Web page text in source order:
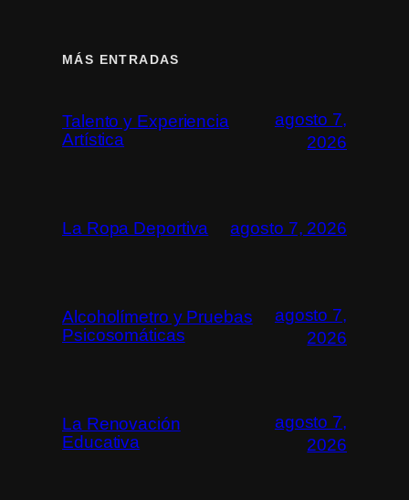
MÁS ENTRADAS
Talento y Experiencia
Artística
agosto 7,
2026
La Ropa Deportiva agosto 7, 2026
Alcoholímetro y Pruebas
Psicosomáticas
agosto 7,
2026
La Renovación
Educativa
agosto 7,
2026